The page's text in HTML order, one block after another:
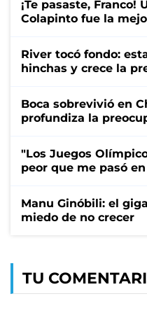
¡Te pasaste, Franco!
Colapinto fue la
River tocó fondo:
hinchas y crece la
Boca sobrevivió en
profundiza la
"Los Juegos
peor que me pasó
Manu Ginóbili: el
miedo de no crecer
TU